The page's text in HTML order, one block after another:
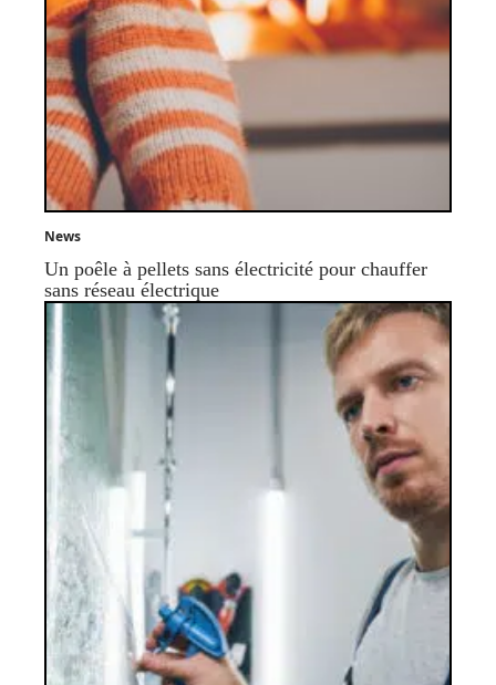
News
Un poêle à pellets sans électricité pour chauffer
sans réseau électrique